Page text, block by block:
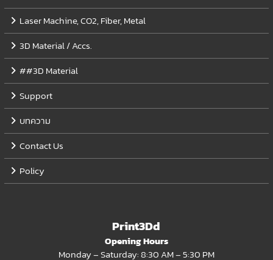
Laser Machine, CO2, Fiber, Metal
3D Material / Accs.
##3D Material
Support
บทความ
Contact Us
Policy
Print3Dd
Opening Hours
Monday – Saturday: 8:30 AM – 5:30 PM